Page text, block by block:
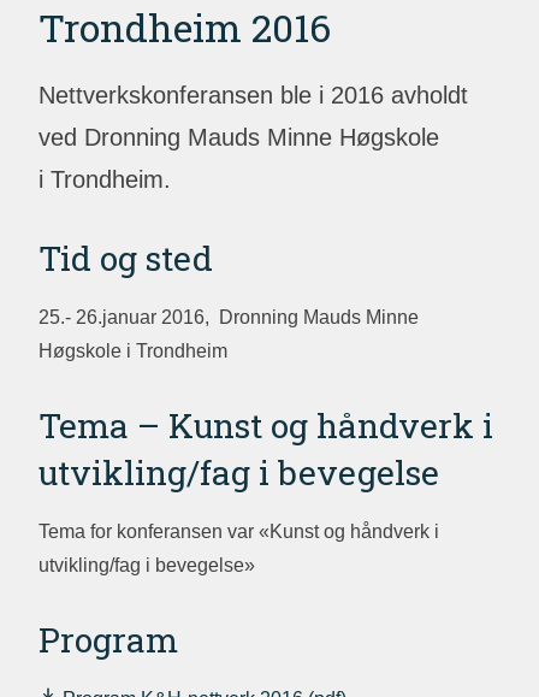
Trondheim 2016
Nettverkskonferansen ble i 2016 avholdt
ved Dronning Mauds Minne Høgskole
i Trondheim.
Tid og sted
25.- 26.januar 2016, Dronning Mauds Minne
Høgskole i Trondheim
Tema – Kunst og håndverk i
utvikling/fag i bevegelse
Tema for konferansen var «Kunst og håndverk i
utvikling/fag i bevegelse»
Program